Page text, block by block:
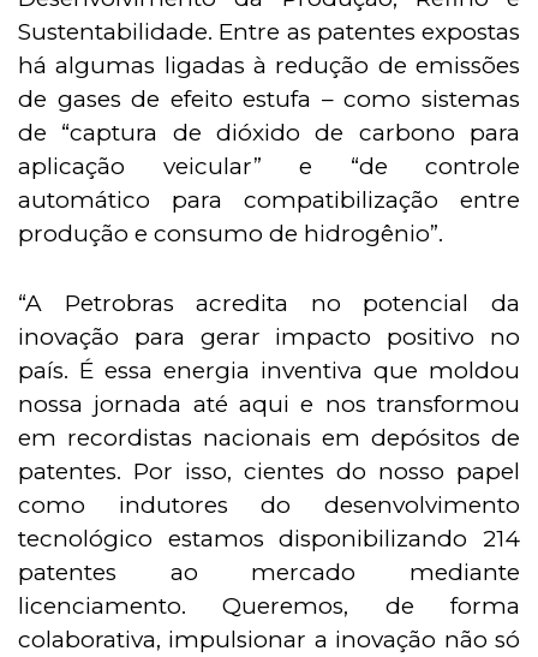
Sustentabilidade. Entre as patentes expostas
há algumas ligadas à redução de emissões
de gases de efeito estufa – como sistemas
de “captura de dióxido de carbono para
aplicação veicular” e “de controle
automático para compatibilização entre
produção e consumo de hidrogênio”.
“A Petrobras acredita no potencial da
inovação para gerar impacto positivo no
país. É essa energia inventiva que moldou
nossa jornada até aqui e nos transformou
em recordistas nacionais em depósitos de
patentes. Por isso, cientes do nosso papel
como indutores do desenvolvimento
tecnológico estamos disponibilizando 214
patentes ao mercado mediante
licenciamento. Queremos, de forma
colaborativa, impulsionar a inovação não só